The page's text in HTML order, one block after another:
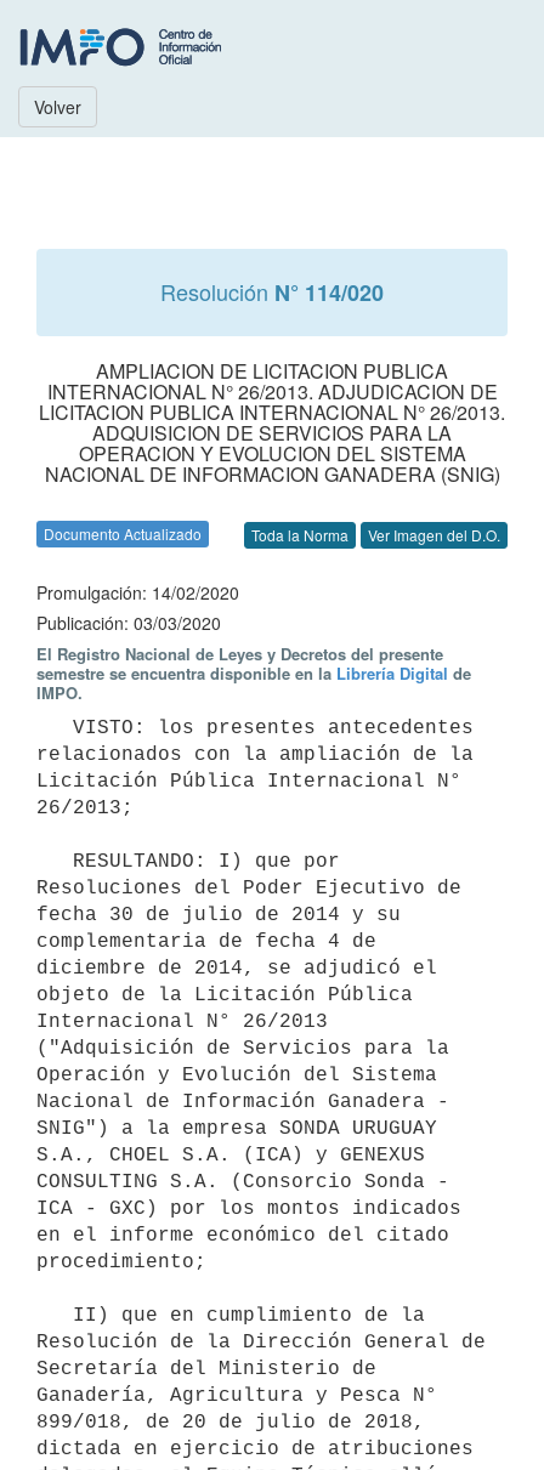
Volver
Resolución N° 114/020
AMPLIACION DE LICITACION PUBLICA
INTERNACIONAL N° 26/2013. ADJUDICACION DE
LICITACION PUBLICA INTERNACIONAL N° 26/2013.
ADQUISICION DE SERVICIOS PARA LA
OPERACION Y EVOLUCION DEL SISTEMA
NACIONAL DE INFORMACION GANADERA (SNIG)
Documento Actualizado Toda la Norma Ver Imagen del D.O.
Promulgación: 14/02/2020
Publicación: 03/03/2020
El Registro Nacional de Leyes y Decretos del presente
semestre se encuentra disponible en la Librería Digital de
IMPO.
relacionados con la ampliación de la
Licitación Pública Internacional N°
26/2013;
Resoluciones del Poder Ejecutivo de
fecha 30 de julio de 2014 y su
complementaria de fecha 4 de
diciembre de 2014, se adjudicó el
objeto de la Licitación Pública
Internacional N° 26/2013
("Adquisición de Servicios para la
Operación y Evolución del Sistema
Nacional de Información Ganadera -
SNIG") a la empresa SONDA URUGUAY
S.A., CHOEL S.A. (ICA) y GENEXUS
CONSULTING S.A. (Consorcio Sonda -
ICA - GXC) por los montos indicados
en el informe económico del citado
procedimiento;
Resolución de la Dirección General de
Secretaría del Ministerio de
Ganadería, Agricultura y Pesca N°
899/018, de 20 de julio de 2018,
dictada en ejercicio de atribuciones